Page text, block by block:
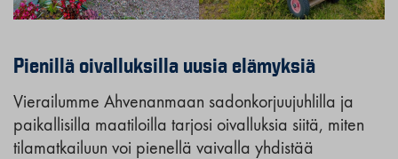
Pienillä oivalluksilla uusia elämyksiä
Vierailumme Ahvenanmaan sadonkorjuujuhlilla ja
paikallisilla maatiloilla tarjosi oivalluksia siitä, miten
tilamatkailuun voi pienellä vaivalla yhdistää